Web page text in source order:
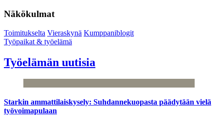
Näkökulmat
Toimitukselta Vieraskynä Kumppaniblogit
Työpaikat & työelämä
Työelämän uutisia
Starkin ammattilaiskysely: Suhdannekuopasta päädytään vielä
työvoimapulaan